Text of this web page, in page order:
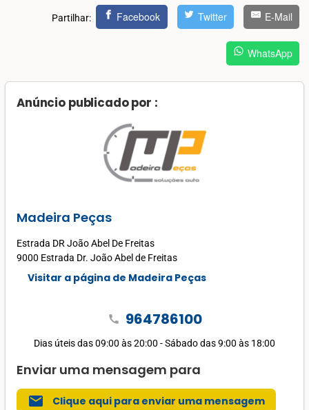
Partilhar: Facebook Twitter E-Mail
WhatsApp
Anúncio publicado por :
Madeira Peças
Estrada DR João Abel De Freitas
9000 Estrada Dr. João Abel de Freitas
Visitar a página de Madeira Peças
call 964786100
Dias úteis das 09:00 às 20:00 - Sábado das 9:00 às 18:00
Enviar uma mensagem para
mail Clique aqui para enviar uma mensagem